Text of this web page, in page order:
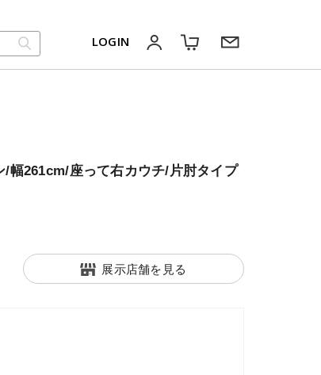
LOGIN
幅261cm/座って右カウチ/片肘タイプ
展示店舗を見る